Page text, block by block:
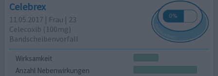
Celebrex
11.05.2017 | Frau | 23
Celecoxib (100mg)
Bandscheibenvorfall
Wirksamkeit
Anzahl Nebenwirkungen